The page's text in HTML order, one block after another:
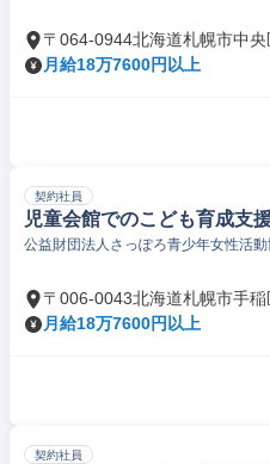
〒064-0944北海道札幌市中
月給18万7600円以上
契約社員
児童会館でのこども育成支
公益財団法人さっぽろ青少年女性活
〒006-0043北海道札幌市手稲
月給18万7600円以上
契約社員